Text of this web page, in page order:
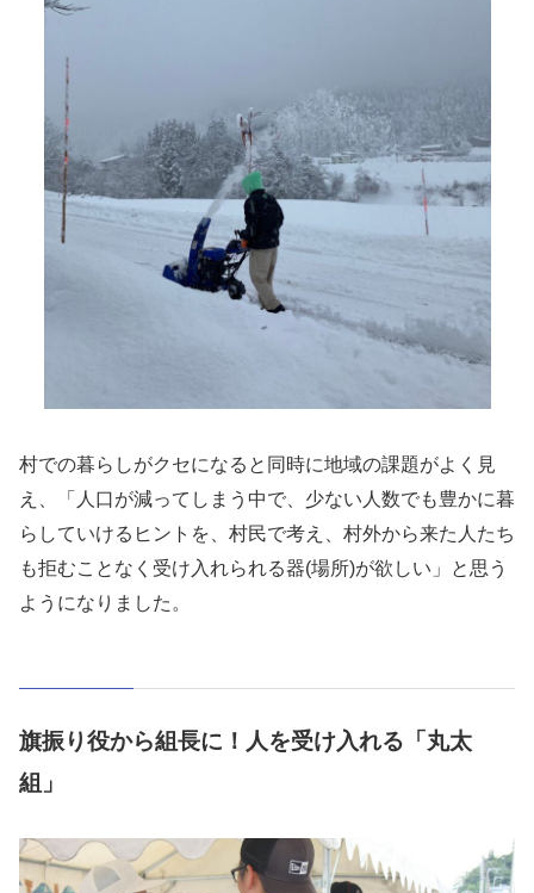
村での暮らしがクセになると同時に地域の課題がよく見
え、「人口が減ってしまう中で、少ない人数でも豊かに暮
らしていけるヒントを、村民で考え、村外から来た人たち
も拒むことなく受け入れられる器(場所)が欲しい」と思う
ようになりました。
旗振り役から組長に！人を受け入れる「丸太
組」